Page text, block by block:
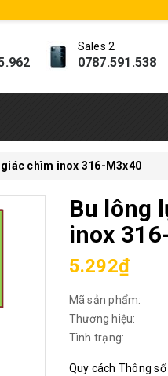
Sales 2
0787.591.538
chìm inox 316-M3x40
Bu lông
inox
5.292₫
Mã sản phẩm:
Thương hiệu:
Tình trạng:
Quy cách Thông